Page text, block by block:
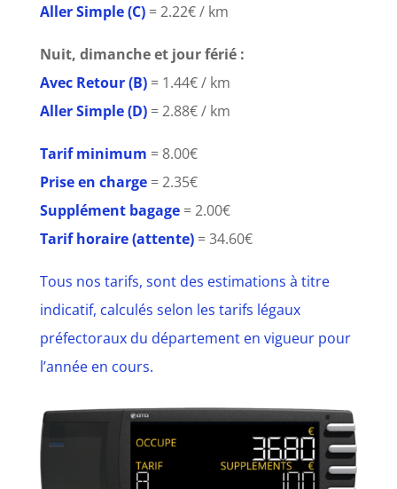
Aller Simple (C)= 2.22€ / km
Nuit, dimanche et jour férié :
Avec Retour (B)= 1.44€ / km
Aller Simple (D)= 2.88€ / km
Tarif minimum = 8.00€
Prise en charge= 2.35€
Supplément bagage= 2.00€
Tarif horaire (attente)= 34.60€
Tous nos tarifs, sont des estimations à titre
indicatif, calculés selon les tarifs légaux
préfectoraux du département en vigueur pour
l’année en cours.